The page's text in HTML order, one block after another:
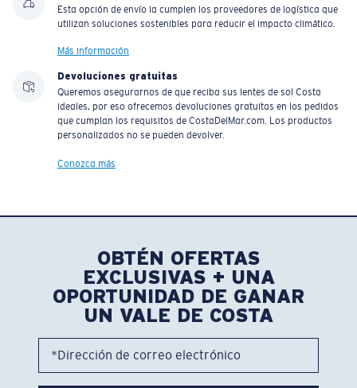
Esta opción de envío la cumplen los proveedores de logística que
utilizan soluciones sostenibles para reducir el impacto climático.
Más información
Devoluciones gratuitas
Queremos asegurarnos de que reciba sus lentes de sol Costa
ideales, por eso ofrecemos devoluciones gratuitas en los pedidos
que cumplan los requisitos de CostaDelMar.com. Los productos
personalizados no se pueden devolver.
Conozca más
OBTÉN OFERTAS
EXCLUSIVAS + UNA
OPORTUNIDAD DE GANAR
UN VALE DE COSTA
*Dirección de correo electrónico